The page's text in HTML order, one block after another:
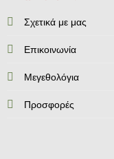
Σχετικά με μας
Επικοινωνία
Mεγεθολόγια
Προσφορές